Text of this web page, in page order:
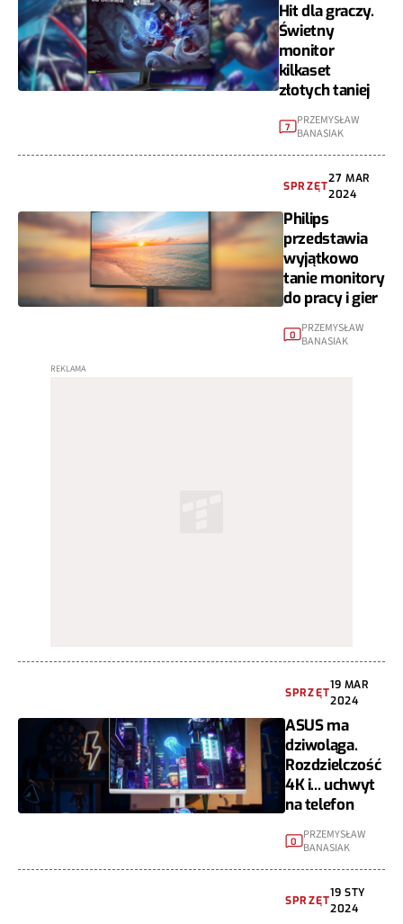
Hit dla graczy.
Świetny
monitor
kilkaset
złotych taniej
7 PRZEMYSŁAW
BANASIAK
SPRZĘT
27 MAR
2024
Philips
przedstawia
wyjątkowo
tanie monitory
do pracy i gier
0
PRZEMYSŁAW
BANASIAK
SPRZĘT
19 MAR
2024
ASUS ma
dziwoląga.
Rozdzielczość
4K i... uchwyt
na telefon
0
PRZEMYSŁAW
BANASIAK
SPRZĘT
19 STY
2024